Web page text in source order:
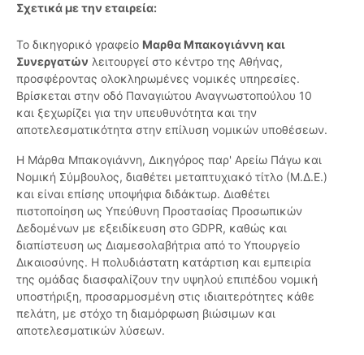
Σχετικά με την εταιρεία:
Το δικηγορικό γραφείο Μαρθα Μπακογιάννη και
Συνεργατών λειτουργεί στο κέντρο της Αθήνας,
προσφέροντας ολοκληρωμένες νομικές υπηρεσίες.
Βρίσκεται στην οδό Παναγιώτου Αναγνωστοπούλου 10
και ξεχωρίζει για την υπευθυνότητα και την
αποτελεσματικότητα στην επίλυση νομικών υποθέσεων.
Η Μάρθα Μπακογιάννη, Δικηγόρος παρ' Αρείω Πάγω και
Νομική Σύμβουλος, διαθέτει μεταπτυχιακό τίτλο (Μ.Δ.Ε.)
και είναι επίσης υποψήφια διδάκτωρ. Διαθέτει
πιστοποίηση ως Υπεύθυνη Προστασίας Προσωπικών
Δεδομένων με εξειδίκευση στο GDPR, καθώς και
διαπίστευση ως Διαμεσολαβήτρια από το Υπουργείο
Δικαιοσύνης. Η πολυδιάστατη κατάρτιση και εμπειρία
της ομάδας διασφαλίζουν την υψηλού επιπέδου νομική
υποστήριξη, προσαρμοσμένη στις ιδιαιτερότητες κάθε
πελάτη, με στόχο τη διαμόρφωση βιώσιμων και
αποτελεσματικών λύσεων.